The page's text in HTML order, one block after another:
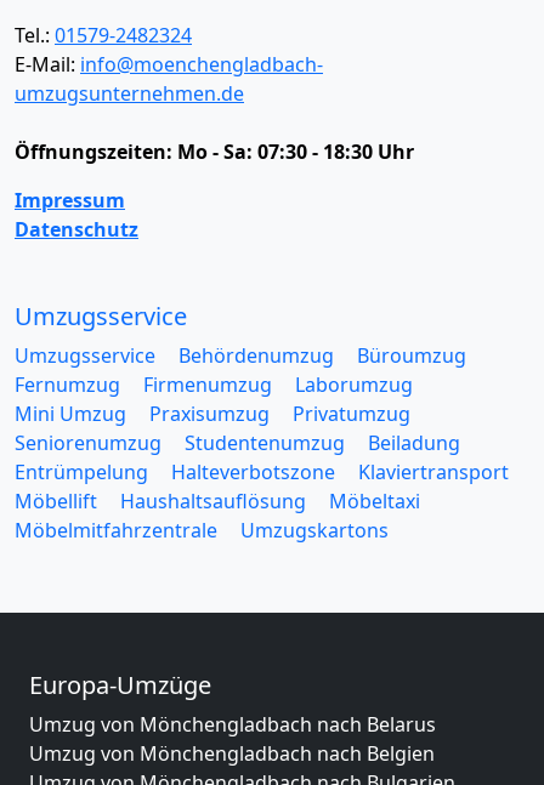
Tel.: 01579-2482324
E-Mail: info@moenchengladbach-
umzugsunternehmen.de
Öffnungszeiten: Mo - Sa: 07:30 - 18:30 Uhr
Impressum
Datenschutz
Umzugsservice
Umzugsservice Behördenumzug
Büroumzug
Fernumzug
Firmenumzug
Laborumzug
Mini Umzug
Praxisumzug
Privatumzug
Seniorenumzug
Studentenumzug
Beiladung
Entrümpelung
Halteverbotszone
Klaviertransport
Möbellift
Haushaltsauflösung
Möbeltaxi
Möbelmitfahrzentrale
Umzugskartons
Europa-Umzüge
Umzug von Mönchengladbach nach Belarus
Umzug von Mönchengladbach nach Belgien